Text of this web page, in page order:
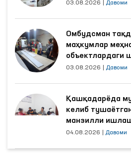
03.08.2026 Давоми
Омбудсман
маҳкумлар
объектлардаги
яхшиланди
03.08.2026 Давоми
Қашқадарёда
келиб
манзилли
04.08.2026 Давоми